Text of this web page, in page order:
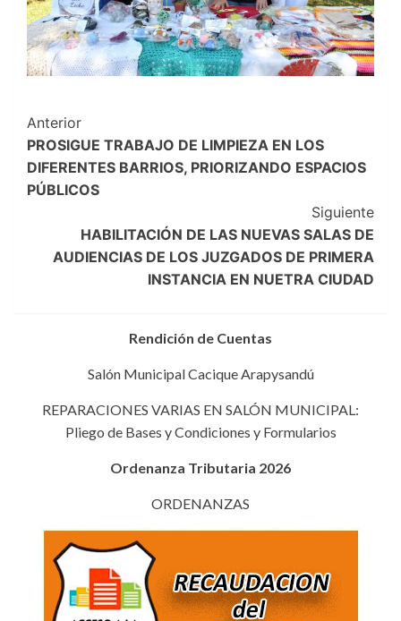
Navegación
de
entradas
Anterior
PROSIGUE TRABAJO DE LIMPIEZA EN LOS
DIFERENTES BARRIOS, PRIORIZANDO ESPACIOS
PÚBLICOS
Siguiente
HABILITACIÓN DE LAS NUEVAS SALAS DE
AUDIENCIAS DE LOS JUZGADOS DE PRIMERA
INSTANCIA EN NUETRA CIUDAD
Rendición de Cuentas
Salón Municipal Cacique Arapysandú
REPARACIONES VARIAS EN SALÓN MUNICIPAL:
Pliego de Bases y Condiciones y Formularios
Ordenanza Tributaria 2026
ORDENANZAS